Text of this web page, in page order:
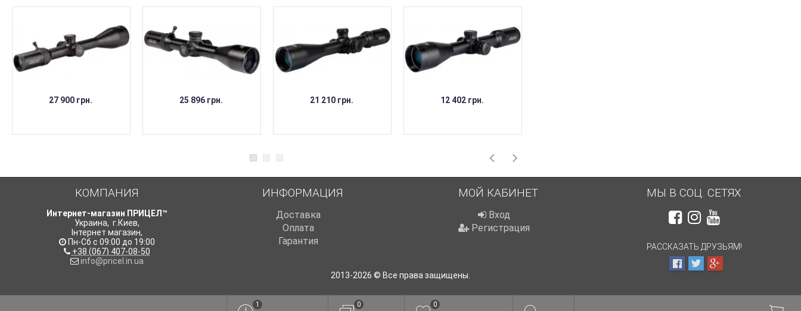
27 900 грн. 25 896 грн. 21 210 грн. 12 402 грн.
КОМПАНИЯ
Интернет-магазин ПРИЦЕЛ™
Украина, г.Киев,
Інтернет магазин,
Пн-Сб с 09:00 до 19:00
+38 (067) 407-08-50
info@pricel.in.ua
ИНФОРМАЦИЯ
Доставка
Оплата
Гарантия
МОЙ КАБИНЕТ
Вход
Регистрация
МЫ В СОЦ. СЕТЯХ
РАССКАЗАТЬ ДРУЗЬЯМ!
2013-2026 © Все права защищены.
1 0 0